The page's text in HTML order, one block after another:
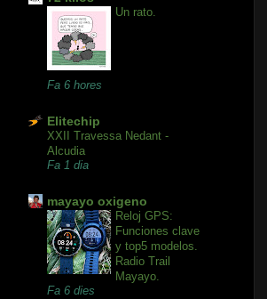
Un rato.
Fa 6 hores
Elitechip
XXII Travessa Nedant -
Alcudia
Fa 1 dia
mayayo oxigeno
Reloj GPS:
Funciones clave
y top5 modelos.
Radio Trail
Mayayo.
Fa 6 dies